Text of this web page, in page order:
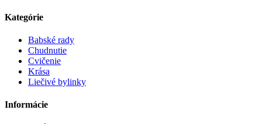
Kategórie
Babské rady
Chudnutie
Cvičenie
Krása
Liečivé bylinky
Informácie